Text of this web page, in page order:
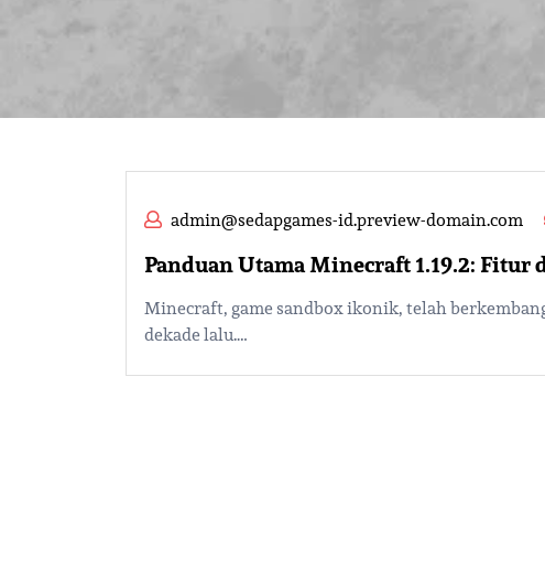
admin@sedapgames-id.preview-domain.com
Panduan Utama Minecraft 1.19.2: Fitur
Minecraft, game sandbox ikonik, telah
dekade lalu.…